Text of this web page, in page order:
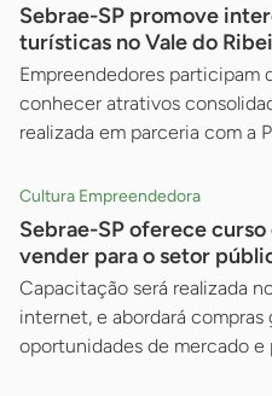
Sebrae-SP promove
turísticas no Vale do
Empreendedores participam
conhecer atrativos
realizada em parceria com a
Cultura Empreendedora
Sebrae-SP oferece
vender para o setor
Capacitação será realizada
internet, e abordará compras
oportunidades de mercado e